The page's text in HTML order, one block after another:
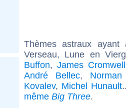
Thèmes astraux
Verseau, Lune en
Buffon, James Cromwell
André Bellec,
Kovalev, Michel Hunault
même Big Three.